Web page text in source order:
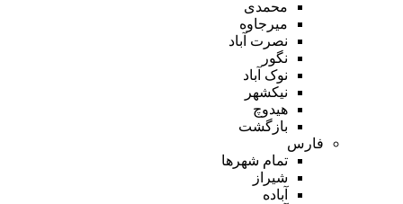
محمدی
میرجاوه
نصرت آباد
نگور
نوک آباد
نیکشهر
هیدوچ
بازگشت
فارس
تمام شهر‌ها
شیراز
آباده